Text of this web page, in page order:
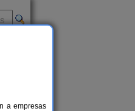
a empresas